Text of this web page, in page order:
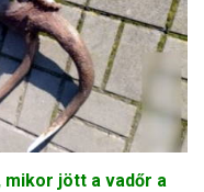
mikor jött a vadőr a